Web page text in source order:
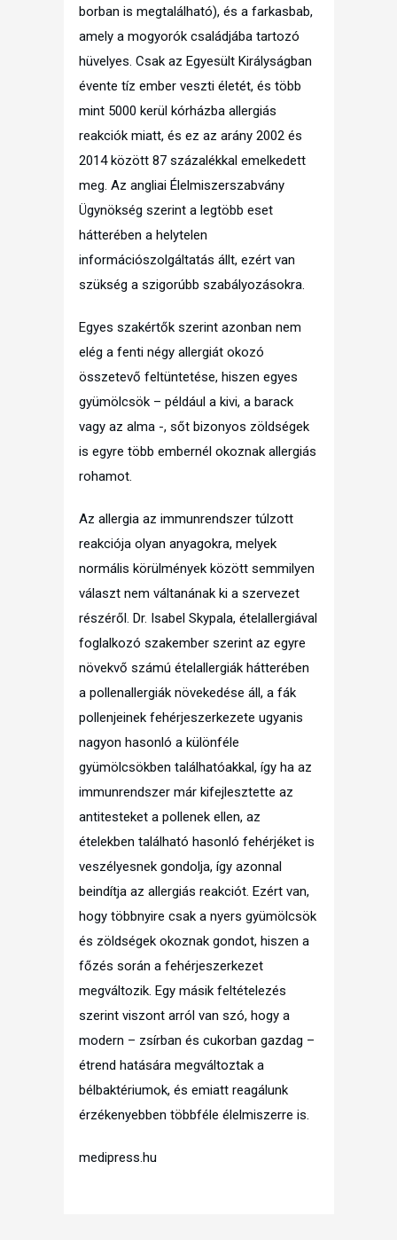
borban is megtalálható), és a farkasbab,
amely a mogyorók családjába tartozó
hüvelyes. Csak az Egyesült Királyságban
évente tíz ember veszti életét, és több
mint 5000 kerül kórházba allergiás
reakciók miatt, és ez az arány 2002 és
2014 között 87 százalékkal emelkedett
meg. Az angliai Élelmiszerszabvány
Ügynökség szerint a legtöbb eset
hátterében a helytelen
információszolgáltatás állt, ezért van
szükség a szigorúbb szabályozásokra.
Egyes szakértők szerint azonban nem
elég a fenti négy allergiát okozó
összetevő feltüntetése, hiszen egyes
gyümölcsök – például a kivi, a barack
vagy az alma -, sőt bizonyos zöldségek
is egyre több embernél okoznak allergiás
rohamot.
Az allergia az immunrendszer túlzott
reakciója olyan anyagokra, melyek
normális körülmények között semmilyen
választ nem váltanának ki a szervezet
részéről. Dr. Isabel Skypala, ételallergiával
foglalkozó szakember szerint az egyre
növekvő számú ételallergiák hátterében
a pollenallergiák növekedése áll, a fák
pollenjeinek fehérjeszerkezete ugyanis
nagyon hasonló a különféle
gyümölcsökben találhatóakkal, így ha az
immunrendszer már kifejlesztette az
antitesteket a pollenek ellen, az
ételekben található hasonló fehérjéket is
veszélyesnek gondolja, így azonnal
beindítja az allergiás reakciót. Ezért van,
hogy többnyire csak a nyers gyümölcsök
és zöldségek okoznak gondot, hiszen a
főzés során a fehérjeszerkezet
megváltozik. Egy másik feltételezés
szerint viszont arról van szó, hogy a
modern – zsírban és cukorban gazdag –
étrend hatására megváltoztak a
bélbaktériumok, és emiatt reagálunk
érzékenyebben többféle élelmiszerre is.
medipress.hu